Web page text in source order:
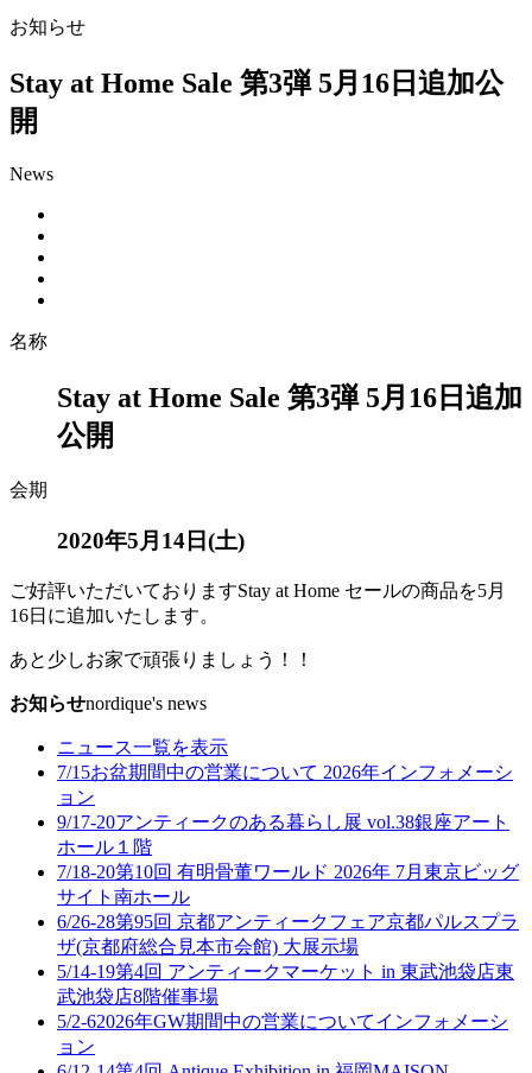
お知らせ
Stay at Home Sale 第3弾 5月16日追加公
開
News
名称
Stay at Home Sale 第3弾 5月16日追加
公開
会期
2020年5月14日(土)
ご好評いただいておりますStay at Home セールの商品を5月
16日に追加いたします。
あと少しお家で頑張りましょう！！
お知らせnordique's news
ニュース一覧を表示
7/15お盆期間中の営業について 2026年インフォメーシ
ョン
9/17-20アンティークのある暮らし展 vol.38銀座アート
ホール１階
7/18-20第10回 有明骨董ワールド 2026年 7月 東京ビッグ
サイト南ホール
6/26-28第95回 京都アンティークフェア京都パルスプラ
ザ(京都府総合見本市会館) 大展示場
5/14-19第4回 アンティークマーケット in 東武池袋店東
武池袋店8階催事場
5/2-62026年GW期間中の営業についてインフォメーシ
ョン